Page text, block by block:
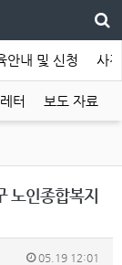
안내 및 신청 사
터 보도 자료
노인종합복지
05.19 12:01